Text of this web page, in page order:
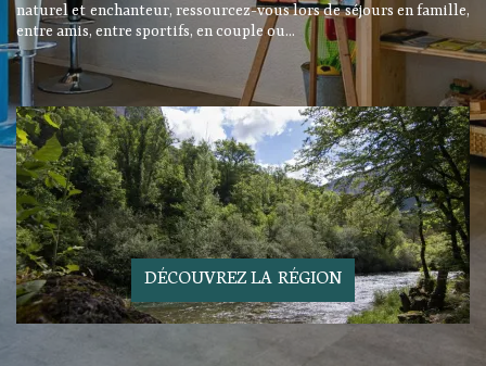
entre amis, entre sportifs, en couple ou...
DÉCOUVREZ LA RÉGION